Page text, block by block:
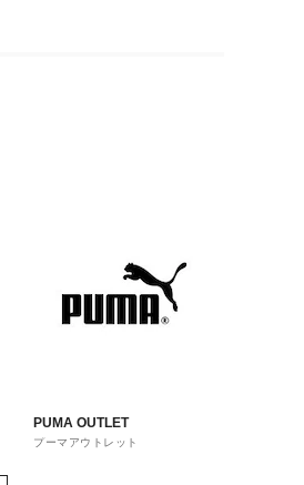
PUMA OUTLET
プーマアウトレット